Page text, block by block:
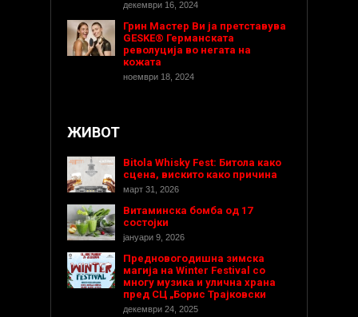
декември 16, 2024
Грин Мастер Ви ја претставува
GESKE® Германската
револуција во негата на
кожата
ноември 18, 2024
ЖИВОТ
Bitola Whisky Fest: Битола како
сцена, вискито како причина
март 31, 2026
Витаминска бомба од 17
состојки
јануари 9, 2026
Предновогодишнa зимска
магија на Winter Festival со
многу музика и улична храна
пред СЦ „Борис Трајковски
декември 24, 2025